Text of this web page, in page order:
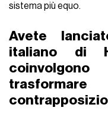
sistema più equo.
Avete
italiano di